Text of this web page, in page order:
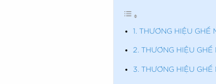
1. THƯƠNG HIỆU GHẾ
2. THƯƠNG HIỆU GHẾ
3. THƯƠNG HIỆU GHẾ